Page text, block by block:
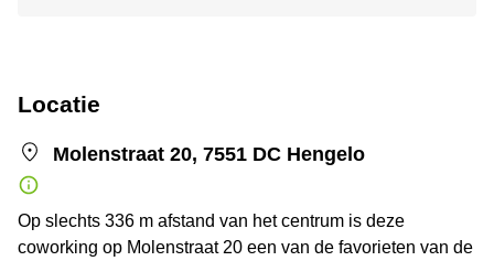
Locatie
Molenstraat 20, 7551 DC Hengelo
Op slechts 336 m afstand van het centrum is deze
coworking op Molenstraat 20 een van de favorieten van de